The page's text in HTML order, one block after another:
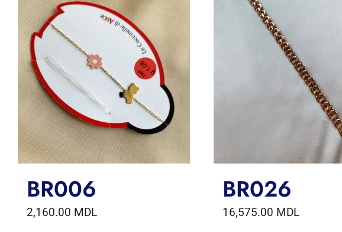
BR006
2,160.00 MDL
BR026
16,575.00 MDL